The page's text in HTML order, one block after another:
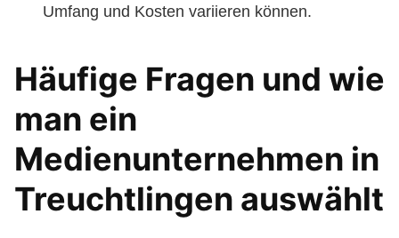
Umfang und Kosten variieren können.
Häufige Fragen und wie
man ein
Medienunternehmen in
Treuchtlingen auswählt